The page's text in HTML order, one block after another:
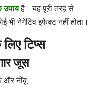
उपायहै। यह पूरी तरह से
भी नेगेटिव इफेक्ट नहीं होता।
टिप्स
जूस
और नींबू